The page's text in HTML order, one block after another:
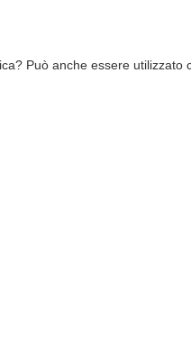
Può anche essere utilizzato